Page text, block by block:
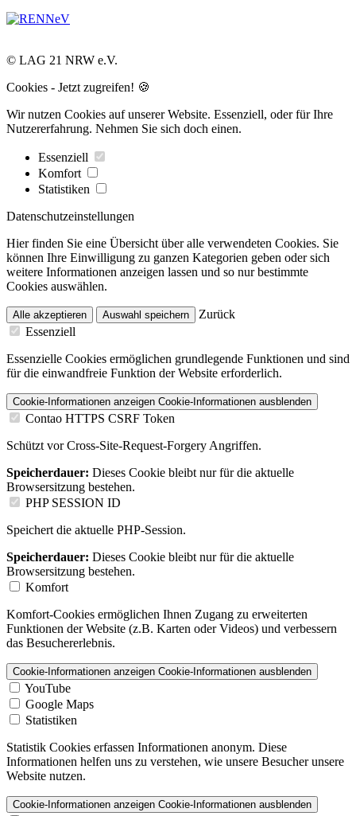
© LAG 21 NRW e.V.
Cookies - Jetzt zugreifen! 🍪
Wir nutzen Cookies auf unserer Website. Essenziell, oder für Ihre
Nutzererfahrung. Nehmen Sie sich doch einen.
Essenziell
Komfort
Statistiken
Datenschutzeinstellungen
Hier finden Sie eine Übersicht über alle verwendeten Cookies. Sie
können Ihre Einwilligung zu ganzen Kategorien geben oder sich
weitere Informationen anzeigen lassen und so nur bestimmte
Cookies auswählen.
Alle akzeptieren Auswahl speichern
Zurück
Essenziell
Essenzielle Cookies ermöglichen grundlegende Funktionen und sind
für die einwandfreie Funktion der Website erforderlich.
Cookie-Informationen anzeigen Cookie-Informationen ausblenden
Contao HTTPS CSRF Token
Schützt vor Cross-Site-Request-Forgery Angriffen.
Speicherdauer: Dieses Cookie bleibt nur für die aktuelle
Browsersitzung bestehen.
PHP SESSION ID
Speichert die aktuelle PHP-Session.
Speicherdauer: Dieses Cookie bleibt nur für die aktuelle
Browsersitzung bestehen.
Komfort
Komfort-Cookies ermöglichen Ihnen Zugang zu erweiterten
Funktionen der Website (z.B. Karten oder Videos) und verbessern
das Besuchererlebnis.
Cookie-Informationen anzeigen Cookie-Informationen ausblenden
YouTube
Google Maps
Statistiken
Statistik Cookies erfassen Informationen anonym. Diese
Informationen helfen uns zu verstehen, wie unsere Besucher unsere
Website nutzen.
Cookie-Informationen anzeigen Cookie-Informationen ausblenden